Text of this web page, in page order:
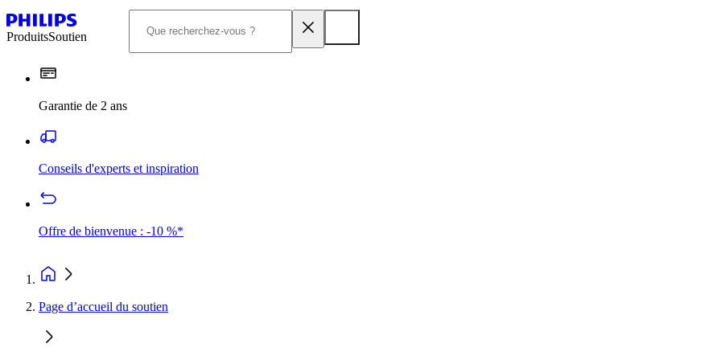
ProduitsSoutien
Garantie de 2 ans
Conseils d'experts et inspiration
Offre de bienvenue : -10 %*
Page d’accueil du soutien